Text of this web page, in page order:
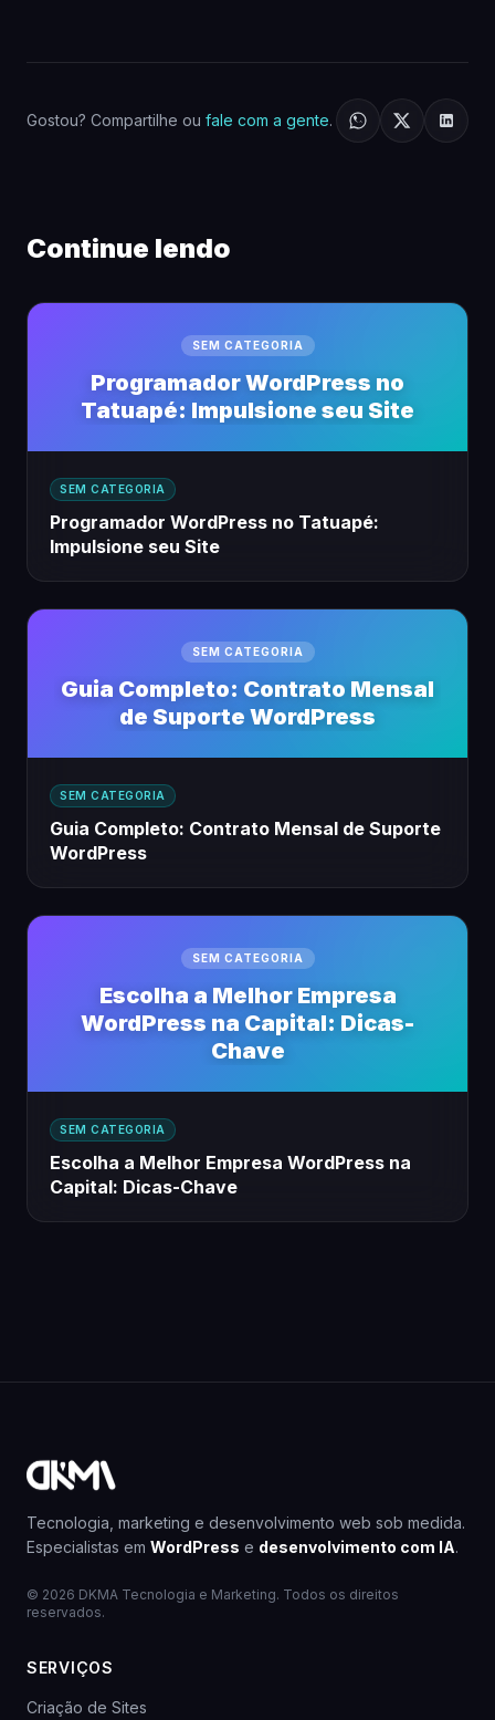
Gostou? Compartilhe ou fale com a gente.
Continue lendo
SEM CATEGORIA
Programador WordPress no
Tatuapé: Impulsione seu Site
SEM CATEGORIA
Programador WordPress no Tatuapé:
Impulsione seu Site
SEM CATEGORIA
Guia Completo: Contrato Mensal
de Suporte WordPress
SEM CATEGORIA
Guia Completo: Contrato Mensal de Suporte
WordPress
SEM CATEGORIA
Escolha a Melhor Empresa
WordPress na Capital: Dicas-
Chave
SEM CATEGORIA
Escolha a Melhor Empresa WordPress na
Capital: Dicas-Chave
Tecnologia, marketing e desenvolvimento web sob medida.
Especialistas em WordPress e desenvolvimento com IA.
© 2026 DKMA Tecnologia e Marketing. Todos os direitos
reservados.
SERVIÇOS
Criação de Sites